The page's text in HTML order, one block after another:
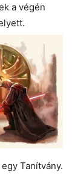
a végén
Tanítvány.